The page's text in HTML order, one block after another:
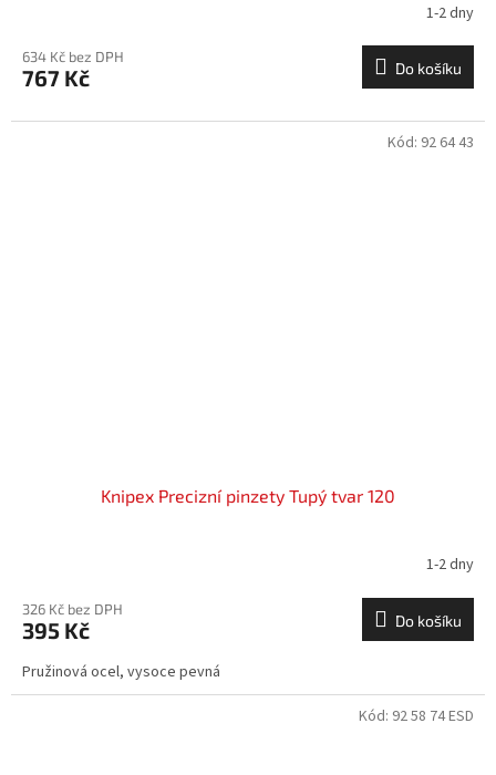
1-2 dny
634 Kč bez DPH
767 Kč Do košíku
Knipex Precizní pinzety Tupý tvar 120
1-2 dny
326 Kč bez DPH
395 Kč Do košíku
Pružinová ocel, vysoce pevná
Kód: 92 64 43
Kód: 92 58 74 ESD